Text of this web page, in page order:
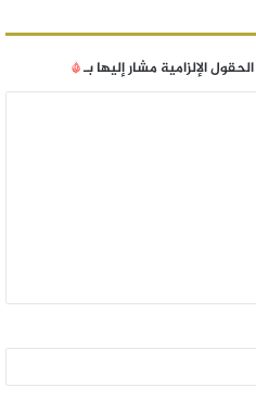
الحقول الإلزامية مشار إليها بـ*